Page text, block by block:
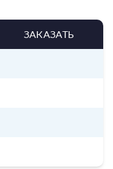
ЗАКАЗАТЬ